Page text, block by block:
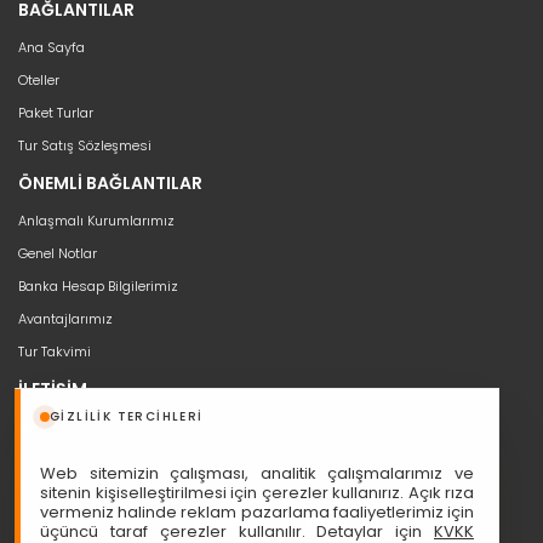
GIZLILIK TERCIHLERI
Web sitemizin çalışması, analitik çalışmalarımız ve
sitenin kişiselleştirilmesi için çerezler kullanırız. Açık rıza
vermeniz halinde reklam pazarlama faaliyetlerimiz için
üçüncü taraf çerezler kullanılır. Detaylar için KVKK
BAĞLANTILAR
Ana Sayfa
Oteller
Paket Turlar
Tur Satış Sözleşmesi
ÖNEMLİ BAĞLANTILAR
Anlaşmalı Kurumlarımız
Genel Notlar
Banka Hesap Bilgilerimiz
Avantajlarımız
Tur Takvimi
İLETİŞİM
bilgi@seyahat53.com
Cumhuriyet, Sakarya Cd. Ali Nazmi İşhanı No:1/11, 06420 Çankaya